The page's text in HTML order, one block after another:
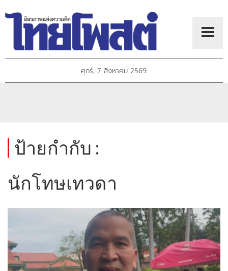
ศุกร์, 7 สิงหาคม 2569
ป้ายกำกับ :
นักโทษเทวดา